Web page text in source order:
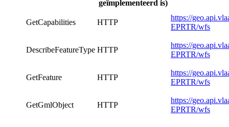
geïmplementeerd is)
GetCapabilities HTTP
https://
EPRTR/wfs
DescribeFeatureType HTTP
https://
EPRTR/wfs
GetFeature HTTP
https://
EPRTR/wfs
GetGmlObject HTTP
https://
EPRTR/wfs